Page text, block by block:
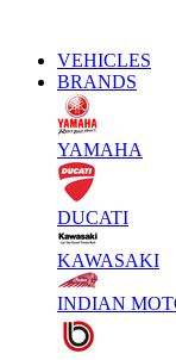
VEHICLES
BRANDS
YAMAHA
DUCATI
KAWASAKI
INDIAN